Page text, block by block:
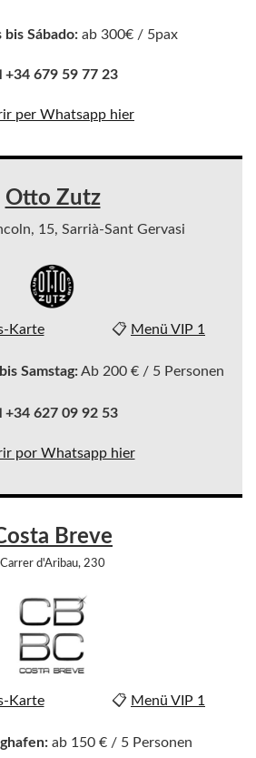
bis Sábado:ab 300€ / 5pax
+34 679 59 77 23
per Whatsapp hier
Otto Zutz
15, Sarrià-Sant Gervasi
Karte 📋 Menü VIP 1
Samstag:Ab 200 € / 5 Personen
+34 627 09 92 53
por Whatsapp hier
Breve
Carrer d'Aribau, 230
Karte 📋 Menü VIP 1
ab 150 € / 5 Personen